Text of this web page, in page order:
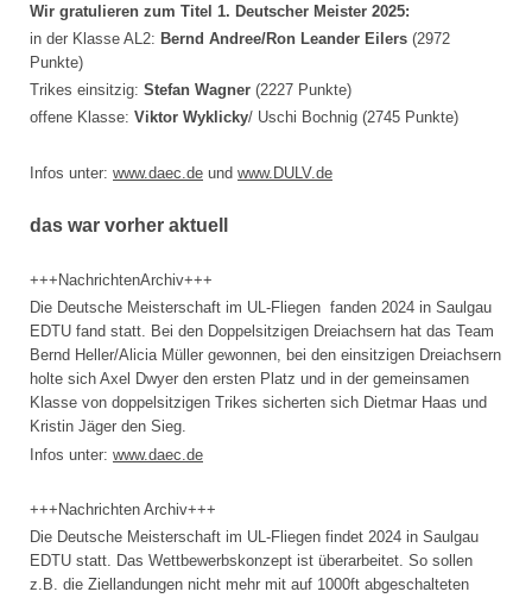
Wir gratulieren zum Titel 1. Deutscher Meister 2025:
in der Klasse AL2: Bernd Andree/Ron Leander Eilers (2972
Punkte)
Trikes einsitzig: Stefan Wagner (2227 Punkte)
offene Klasse: Viktor Wyklicky/ Uschi Bochnig (2745 Punkte)
Infos unter: www.daec.de und www.DULV.de
das war vorher aktuell
+++NachrichtenArchiv+++
Die Deutsche Meisterschaft im UL-Fliegen fanden 2024 in Saulgau
EDTU fand statt. Bei den Doppelsitzigen Dreiachsern hat das Team
Bernd Heller/Alicia Müller gewonnen, bei den einsitzigen Dreiachsern
holte sich Axel Dwyer den ersten Platz und in der gemeinsamen
Klasse von doppelsitzigen Trikes sicherten sich Dietmar Haas und
Kristin Jäger den Sieg.
Infos unter: www.daec.de
+++Nachrichten Archiv+++
Die Deutsche Meisterschaft im UL-Fliegen findet 2024 in Saulgau
EDTU statt. Das Wettbewerbskonzept ist überarbeitet. So sollen
z.B. die Ziellandungen nicht mehr mit auf 1000ft abgeschalteten